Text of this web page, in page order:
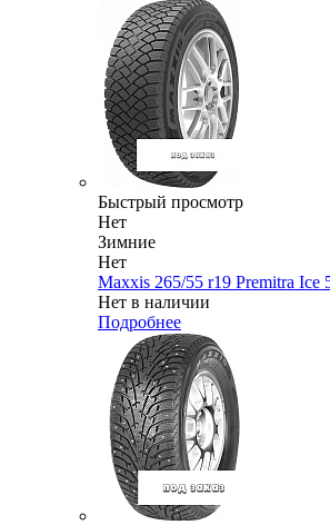
Быстрый просмотр
Нет
Зимние
Нет
Maxxis 265/55 r19 Premitra Ice
Нет в наличии
Подробнее